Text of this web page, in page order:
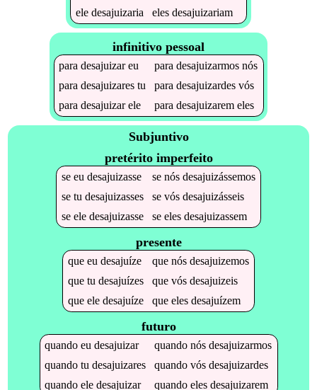
ele desajuizaria eles desajuizariam
infinitivo pessoal
paradesajuizareu paradesajuizarmos nós
paradesajuizares tu paradesajuizardes vós
paradesajuizarele paradesajuizarem eles
Subjuntivo
pretérito imperfeito
se eu desajuizasse se nós desajuizássemos
se tu desajuizasses se vós desajuizásseis
se ele desajuizasse se eles desajuizassem
presente
que eu desajuíze que nós desajuizemos
que tu desajuízes que vós desajuizeis
que ele desajuíze que eles desajuízem
futuro
quandoeudesajuizar quandonósdesajuizarmos
quandotudesajuizares quandovósdesajuizardes
quandoeledesajuizar quandoelesdesajuizarem